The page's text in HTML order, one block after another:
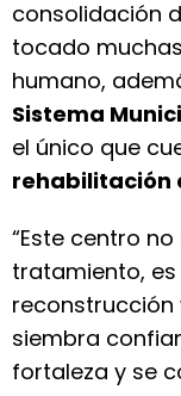
consolidación
tocado
humano,
Sistema
el único que
rehabilitación
“Este centro
tratamiento,
reconstrucción
siembra
fortaleza y se